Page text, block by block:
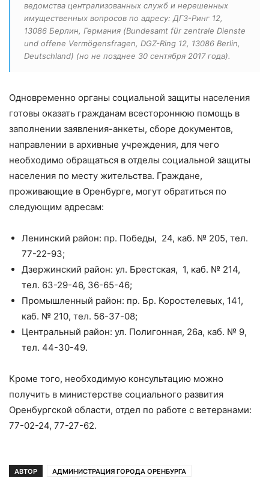
ведомства централизованных служб и нерешенных
имущественных вопросов по адресу: ДГЗ-Ринг 12,
13086 Берлин, Германия (Bundesamt für zentrale Dienste
und offene Vermögensfragen, DGZ-Ring 12, 13086 Berlin,
Deutschland) (но не позднее 30 сентября 2017 года).
Одновременно органы социальной защиты населения
готовы оказать гражданам всестороннюю помощь в
заполнении заявления-анкеты, сборе документов,
направлении в архивные учреждения, для чего
необходимо обращаться в отделы социальной защиты
населения по месту жительства. Граждане,
проживающие в Оренбурге, могут обратиться по
следующим адресам:
Ленинский район: пр. Победы, 24, каб. № 205, тел.
77-22-93;
Дзержинский район: ул. Брестская, 1, каб. № 214,
тел. 63-29-46, 36-65-46;
Промышленный район: пр. Бр. Коростелевых, 141,
каб. № 210, тел. 56-37-08;
Центральный район: ул. Полигонная, 26а, каб. № 9,
тел. 44-30-49.
Кроме того, необходимую консультацию можно
получить в министерстве социального развития
Оренбургской области, отдел по работе с ветеранами:
77-02-24, 77-27-62.
АВТОР
АДМИНИСТРАЦИЯ ГОРОДА ОРЕНБУРГА